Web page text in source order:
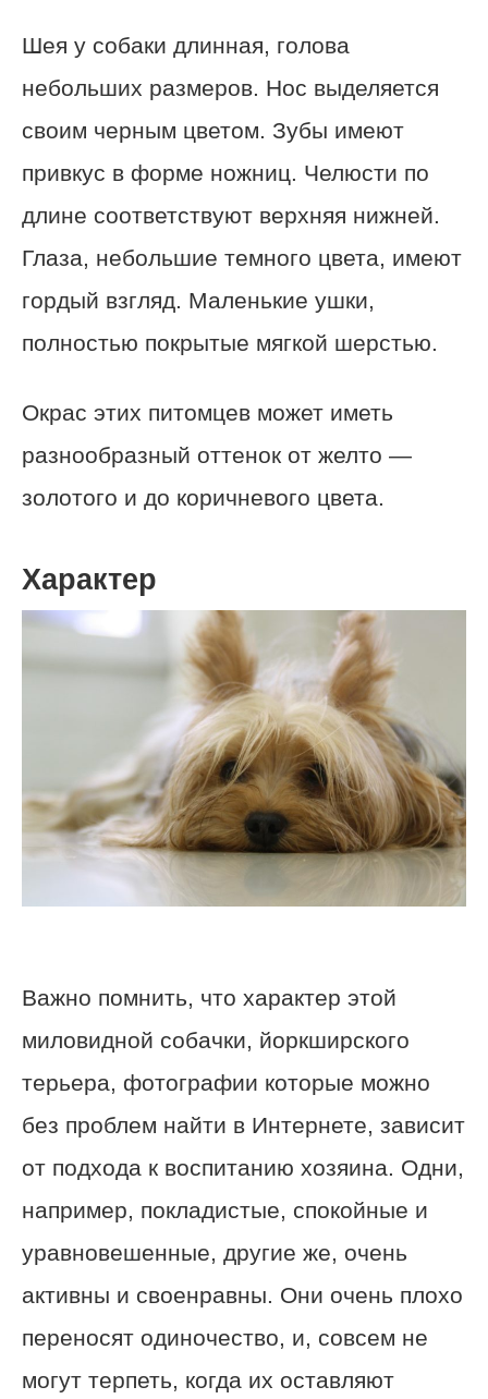
Шея у собаки длинная, голова
небольших размеров. Нос выделяется
своим черным цветом. Зубы имеют
привкус в форме ножниц. Челюсти по
длине соответствуют верхняя нижней.
Глаза, небольшие темного цвета, имеют
гордый взгляд. Маленькие ушки,
полностью покрытые мягкой шерстью.
Окрас этих питомцев может иметь
разнообразный оттенок от желто —
золотого и до коричневого цвета.
Характер
Важно помнить, что характер этой
миловидной собачки, йоркширского
терьера, фотографии которые можно
без проблем найти в Интернете, зависит
от подхода к воспитанию хозяина. Одни,
например, покладистые, спокойные и
уравновешенные, другие же, очень
активны и своенравны. Они очень плохо
переносят одиночество, и, совсем не
могут терпеть, когда их оставляют